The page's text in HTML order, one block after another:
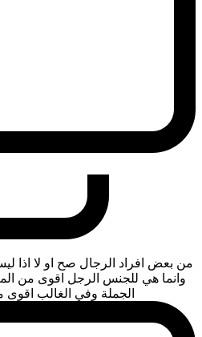
من بعض افراد الرجال صح او لا اذا
وانما هي للجنس الرجل اقوى من
الجملة وفي الغالب